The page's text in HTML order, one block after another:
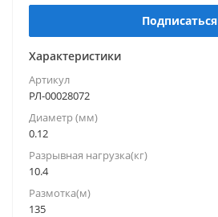
Подписаться
Характеристики
Артикул
РЛ-00028072
Диаметр (мм)
0.12
Разрывная нагрузка(кг)
10.4
Размотка(м)
135